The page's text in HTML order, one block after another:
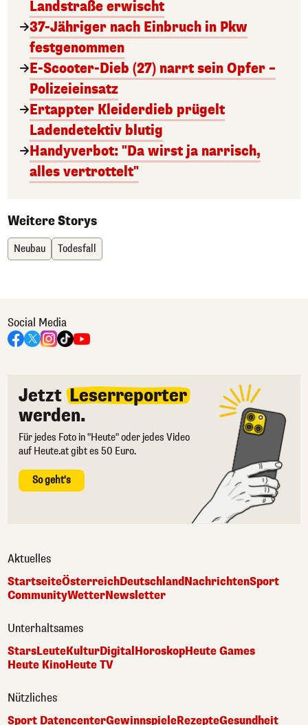
Landstraße erwischt
37-Jähriger nach Einbruch in Pkw
festgenommen
E-Scooter-Dieb (27) narrt sein Opfer –
Polizeieinsatz
Ertappter Kleiderdieb prügelt
Ladendetektiv blutig
Handyverbot: "Da wirst ja narrisch,
alles vertrottelt"
Weitere Storys
Neubau Todesfall
Social Media
Jetzt Leserreporter
werden.
Für jedes Foto in "Heute" oder jedes Video
auf Heute.at gibt es 50 Euro.
So geht's
Aktuelles
StartseiteÖsterreichDeutschlandNachrichtenSport
CommunityWetterNewsletter
Unterhaltsames
StarsLeuteKulturDigitalHoroskopHeute Games
Heute KinoHeute TV
Nützliches
Sport DatencenterGewinnspieleRezepteGesundheit